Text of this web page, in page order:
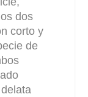
dos
corto y
de